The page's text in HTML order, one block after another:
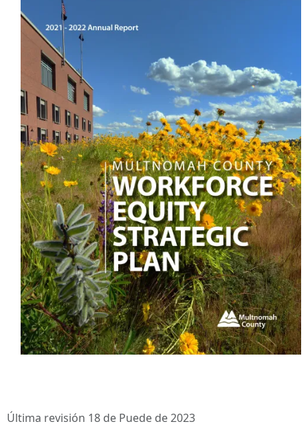
Última revisión 18 de Puede de 2023